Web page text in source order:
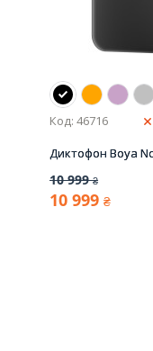
Код: 46716
Диктофон Boya
10 999 ₴
10 999 ₴